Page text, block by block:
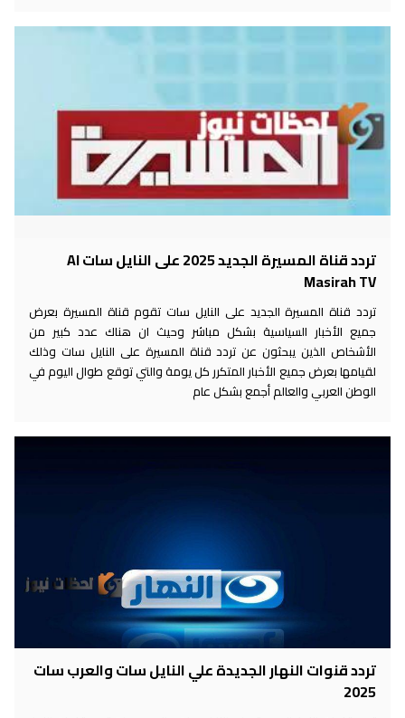
تردد قناة المسيرة الجديد 2025 على النايل سات Al
Masirah TV
تردد قناة المسيرة الجديد على النايل سات تقوم قناة المسيرة بعرض
جميع الأخبار السياسية بشكل مباشر وحيث ان هناك عدد كبير من
الأشخاص الذين يبحثون عن تردد قناة المسيرة على النايل سات وذلك
لقيامها بعرض جميع الأخبار المتكرر كل يومة والتي توقع طوال اليوم في
الوطن العربي والعالم أجمع بشكل عام
تردد قنوات النهار الجديدة علي النايل سات والعرب سات
2025